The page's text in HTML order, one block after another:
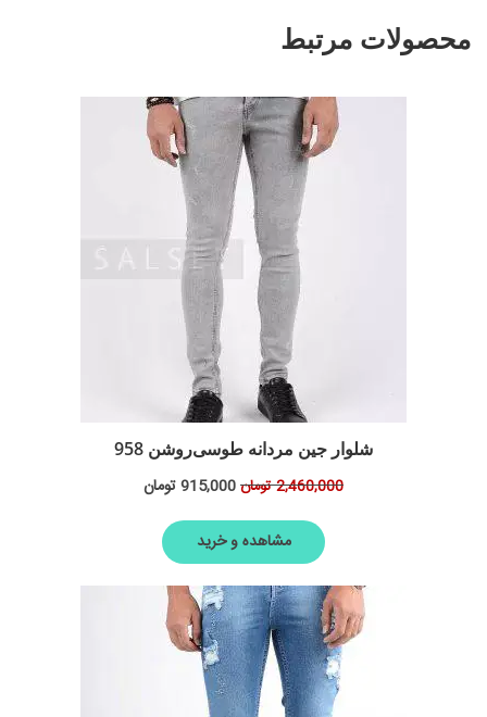
محصولات مرتبط
شلوار جین مردانه طوسی‌روشن 958
2,460,000تومان915,000تومان
مشاهده و خرید